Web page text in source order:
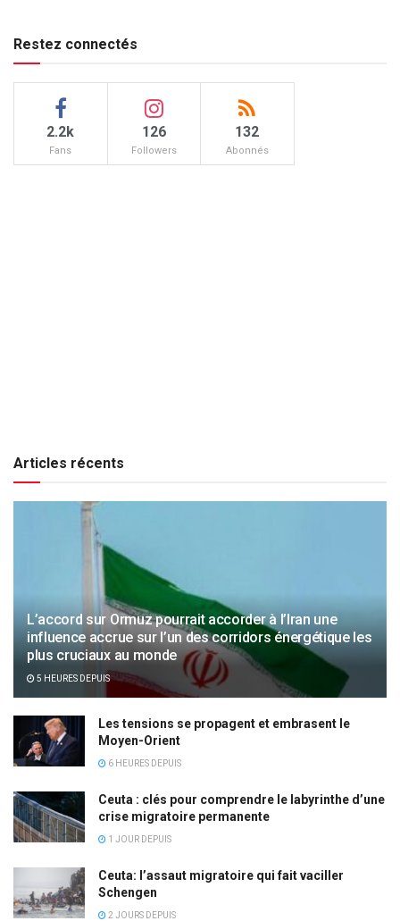
Restez connectés
2.2k
Fans
126
Followers
132
Abonnés
Articles récents
L’accord sur Ormuz pourrait accorder à l’Iran une
influence accrue sur l’un des corridors énergétique les
plus cruciaux au monde
5 HEURES DEPUIS
Les tensions se propagent et embrasent le
Moyen-Orient
6 HEURES DEPUIS
Ceuta : clés pour comprendre le labyrinthe d’une
crise migratoire permanente
1 JOUR DEPUIS
Ceuta: l’assaut migratoire qui fait vaciller
Schengen
2 JOURS DEPUIS